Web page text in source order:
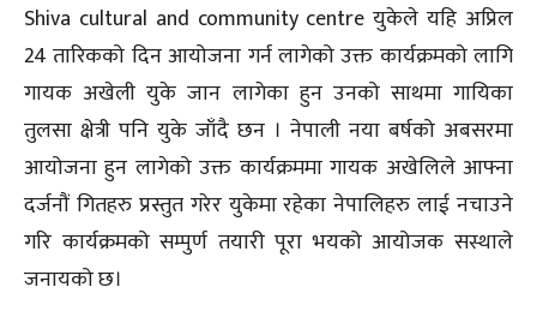
Shiva cultural and community centre युकेले यहि अप्रिल
24 तारिकको दिन आयोजना गर्न लागेको उक्त कार्यक्रमको लागि
गायक अखेली युके जान लागेका हुन उनको साथमा गायिका
तुलसा क्षेत्री पनि युके जाँदै छन । नेपाली नया बर्षको अबसरमा
आयोजना हुन लागेको उक्त कार्यक्रममा गायक अखेलिले आफ्ना
दर्जनौं गितहरु प्रस्तुत गरेर युकेमा रहेका नेपालिहरु लाई नचाउने
गरि कार्यक्रमको सम्पुर्ण तयारी पूरा भयको आयोजक सस्थाले
जनायको छ।